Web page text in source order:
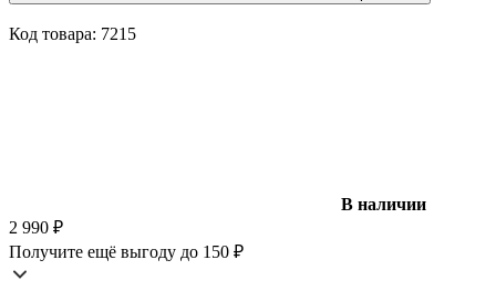
Код товара: 7215
В наличии
2 990 ₽
Получите ещё выгоду до 150 ₽